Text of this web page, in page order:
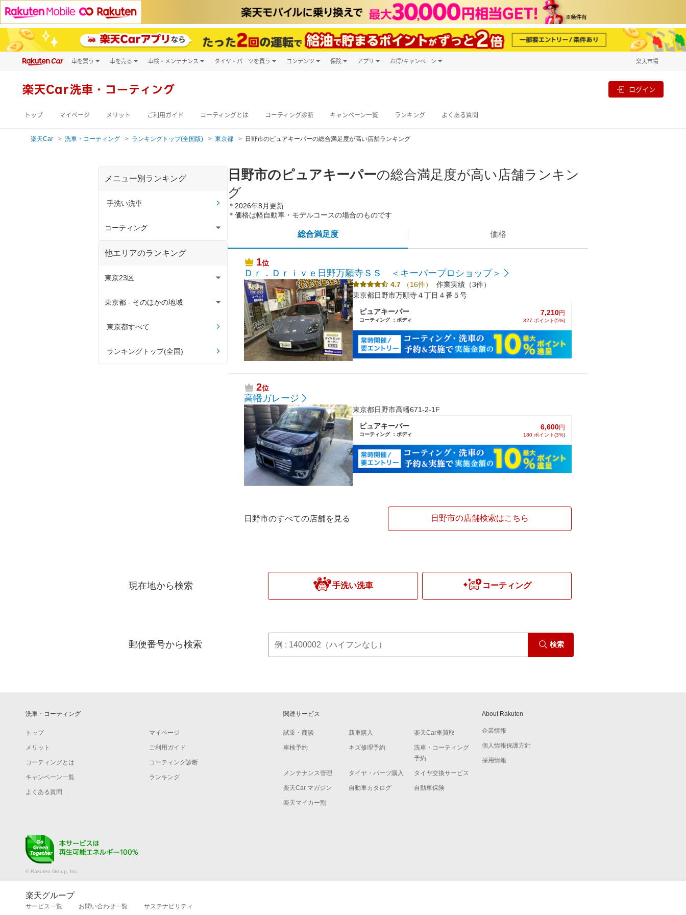
車を買う
新車
車を売る 車検・メンテナンス
キズ修理予約
洗車・コーティング予約
タイヤ・パーツを買う コンテンツ 保険 アプリ お得/キャンペーン 楽天市場
楽天Car洗車・コーティング ログイン
トップ マイページ メリット ご利用ガイド コーティングとは コーティング診断 キャンペーン一覧 ランキング よくある質問
楽天Car 洗車・コーティング ランキングトップ(全国版) 東京都 日野市のピュアキーパーの総合満足度が高い店舗ランキング
日野市のピュアキーパーの総合満足度が高い店舗ランキン
グ
＊2026年8月更新
＊価格は軽自動車・モデルコースの場合のものです
総合満足度 価格
1位
Ｄｒ．Ｄｒｉｖｅ日野万願寺ＳＳ ＜キーパープロショップ＞
4.7 （16件）
作業実績（3件）
東京都日野市万願寺４丁目４番５号
ピュアキーパー
コーティング ：ボディ
7,210円
327 ポイント(5%)
2位
高幡ガレージ
東京都日野市高幡671-2-1F
ピュアキーパー
コーティング ：ボディ
6,600円
180 ポイント(3%)
日野市のすべての店舗を見る 日野市の店舗検索はこちら
メニュー別ランキング
手洗い洗車
コーティング
コーティング全て
ピュアキーパー
クリスタルキーパー
フレッシュキーパー
ダイヤモンドキーパー
他エリアのランキング
東京23区
大田区
北区
江東区
東京都 - そのほかの地域
青梅市
西東京市
東京都すべて
ランキングトップ(全国)
現在地から検索 手洗い洗車 コーティング
郵便番号から検索 検索
洗車・コーティング
トップ マイページ
メリット ご利用ガイド
コーティングとは コーティング診断
キャンペーン一覧 ランキング
よくある質問
関連サービス
試乗・商談 新車購入 楽天Car車買取
車検予約 キズ修理予約
洗車・コーティング
予約
メンテナンス管理 タイヤ・パーツ購入 タイヤ交換サービス
楽天Car マガジン 自動車カタログ 自動車保険
楽天マイカー割
About Rakuten
企業情報
個人情報保護方針
採用情報
© Rakuten Group, Inc.
楽天グループ
サービス一覧 お問い合わせ一覧 サステナビリティ